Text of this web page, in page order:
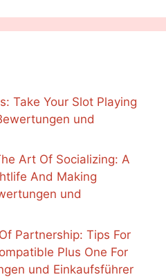
Take Your Slot Playing
und
Art Of Socializing: A
And Making
und
Partnership: Tips For
Plus One For
und Einkaufsführer